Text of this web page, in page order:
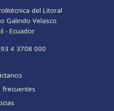
del Litoral
Galindo Velasco
- Ecuador
4 3708 000
frecuentes